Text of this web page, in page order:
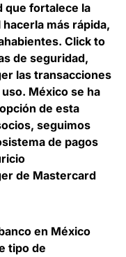
que fortalece la
más rápida,
Click to
de seguridad,
las transacciones
México se ha
de esta
seguimos
de pagos
de Mastercard
en México
tipo de